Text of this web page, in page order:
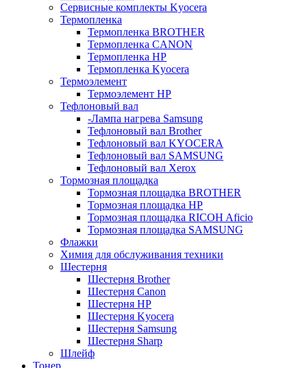
Сервисные комплекты Kyocera
Термопленка
Термопленка BROTHER
Термопленка CANON
Термопленка HP
Термопленка Kyocera
Термоэлемент
Термоэлемент НР
Тефлоновый вал
-Лампа нагрева Samsung
Тефлоновый вал Brother
Тефлоновый вал KYOCERA
Тефлоновый вал SAMSUNG
Тефлоновый вал Xerox
Тормозная площадка
Тормозная площадка BROTHER
Тормозная площадка HP
Тормозная площадка RICOH Aficio
Тормозная площадка SAMSUNG
Флажки
Химия для обслуживания техники
Шестерня
Шестерня Brother
Шестерня Canon
Шестерня HP
Шестерня Kyocera
Шестерня Samsung
Шестерня Sharp
Шлейф